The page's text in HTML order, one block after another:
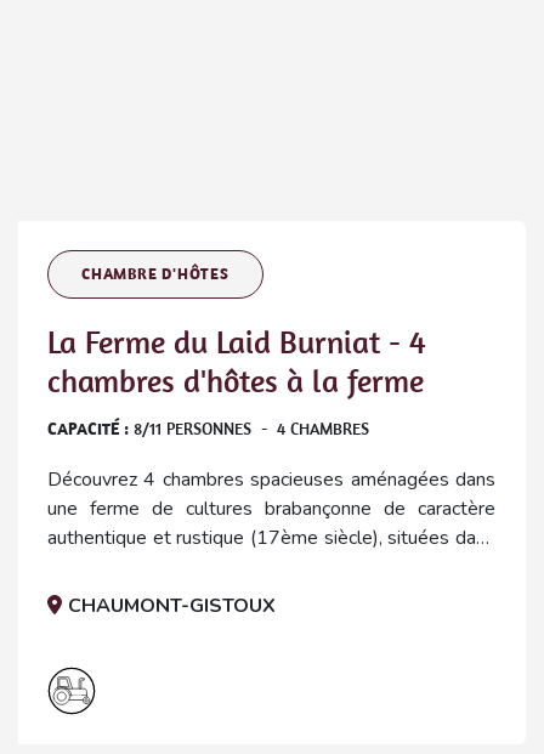
CHAMBRE D'HÔTES
La Ferme du Laid Burniat - 4
chambres d'hôtes à la ferme
CAPACITÉ : 8/11 PERSONNES - 4 CHAMBRES
Découvrez 4 chambres spacieuses aménagées dans
une ferme de cultures brabançonne de caractère
authentique et rustique (17ème siècle), situées dans
CHAUMONT-GISTOUX